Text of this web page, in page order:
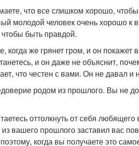
что все слишком хорошо,
молодой человек очень хорошо к
быть правдой.
когда же грянет гром, и он
и он даже не объяснит,
что честен с вами. Он не давал и
родом из прошлого. Вы не
оттолкнуть от себя любящего
вашего прошлого заставил вас
когда вы получаете это